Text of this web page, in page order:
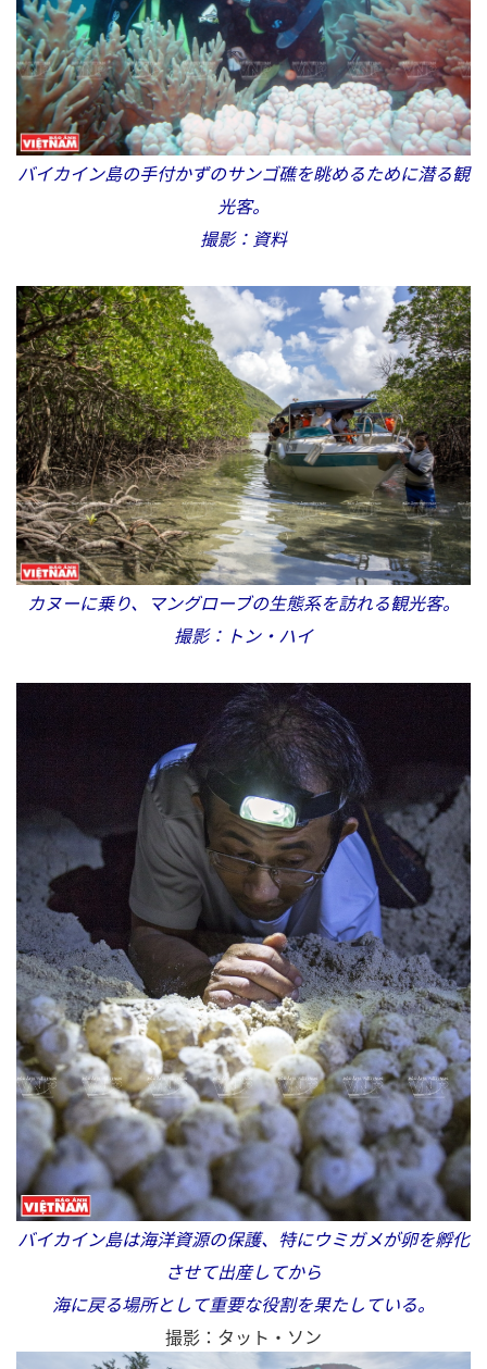
バイカイン島の手付かずのサンゴ礁を眺めるために潜る観
光客。
撮影：資料
カヌーに乗り、マングローブの生態系を訪れる観光客。
撮影：トン・ハイ
バイカイン島は海洋資源の保護、特にウミガメが卵を孵化
させて出産してから
海に戻る場所として重要な役割を果たしている。
撮影：タット・ソン